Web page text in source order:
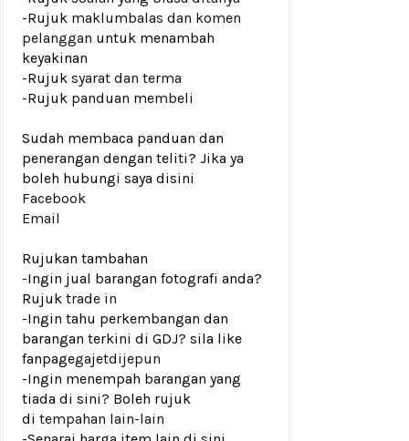
-Rujuk maklumbalas dan komen
pelanggan untuk menambah
keyakinan
-Rujuk syarat dan terma
-Rujuk panduan membeli
Sudah membaca panduan dan
penerangan dengan teliti? Jika ya
boleh hubungi saya disini
Facebook
Email
Rujukan tambahan
-Ingin jual barangan fotografi anda?
Rujuk trade in
-Ingin tahu perkembangan dan
barangan terkini di GDJ? sila like
fanpagegajetdijepun
-Ingin menempah barangan yang
tiada di sini? Boleh rujuk
di tempahan lain-lain